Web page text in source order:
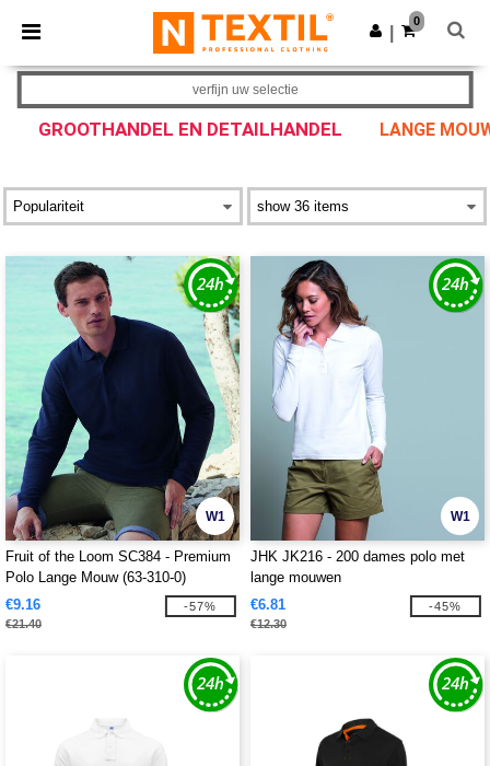
× Ntextil-app
Betere prijzen in de app!
Download app
0
GROOTHANDEL EN DETAILHANDEL LANGE
verfijn uw selectie
W1
Fruit of the Loom SC384 - Premium
Polo Lange Mouw (63-310-0)
€9.16
€21.40
-57%
W1
JHK JK216 - 200 dames polo met
lange mouwen
€6.81
€12.30
-45%